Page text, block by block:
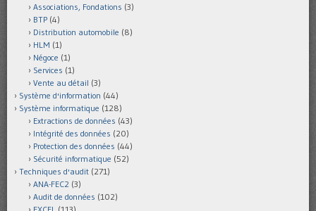
Associations, Fondations (3)
BTP (4)
Distribution automobile (8)
HLM (1)
Négoce (1)
Services (1)
Vente au détail (3)
Système d'information (44)
Système informatique (128)
Extractions de données (43)
Intégrité des données (20)
Protection des données (44)
Sécurité informatique (52)
Techniques d'audit (271)
ANA-FEC2 (3)
Audit de données (102)